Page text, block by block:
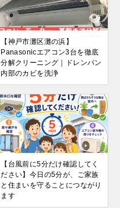
【神戸市灘区灘の浜】
Panasonicエアコン3台を徹底
分解クリーニング｜ドレンパン
内部のカビを洗浄
【台風前に5分だけ確認してく
ださい】今日の5分が、ご家族
と住まいを守ることにつながり
ます